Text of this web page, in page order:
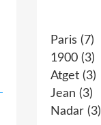
Paris (7)
1900 (3)
Atget (3)
Jean (3)
Nadar (3)